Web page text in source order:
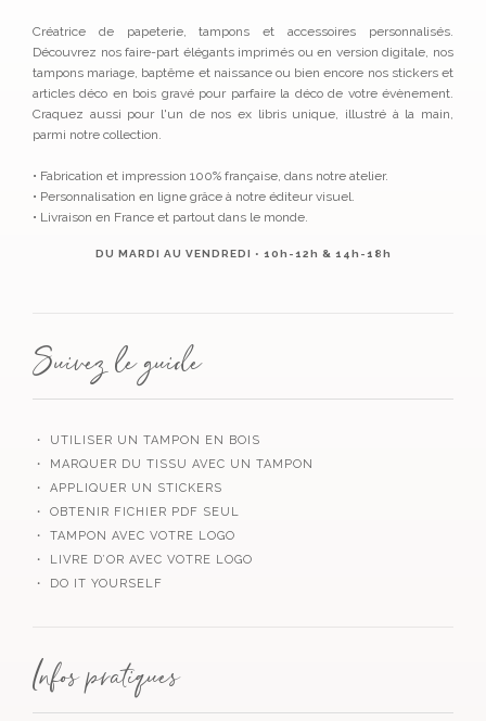
Créatrice de papeterie, tampons et accessoires personnalisés.
Découvrez nos faire-part élégants imprimés ou en version digitale, nos
tampons mariage, baptême et naissance ou bien encore nos stickers et
articles déco en bois gravé pour parfaire la déco de votre évènement.
Craquez aussi pour l'un de nos ex libris unique, illustré à la main,
parmi notre collection.
• Fabrication et impression 100% française, dans notre atelier.
• Personnalisation en ligne grâce à notre éditeur visuel.
• Livraison en France et partout dans le monde.
DU MARDI AU VENDREDI • 10h-12h & 14h-18h
Suivez le guide
・ UTILISER UN TAMPON EN BOIS
・ MARQUER DU TISSU AVEC UN TAMPON
・ APPLIQUER UN STICKERS
・ OBTENIR FICHIER PDF SEUL
・ TAMPON AVEC VOTRE LOGO
・ LIVRE D’OR AVEC VOTRE LOGO
・ DO IT YOURSELF
Infos pratiques